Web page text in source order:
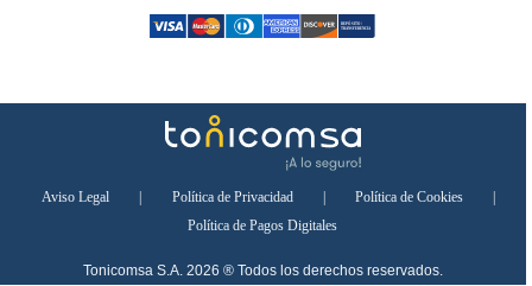
Aviso Legal Política de Privacidad Política de Cookies
Política de Pagos Digitales
Tonicomsa S.A. 2026 ® Todos los derechos reservados.